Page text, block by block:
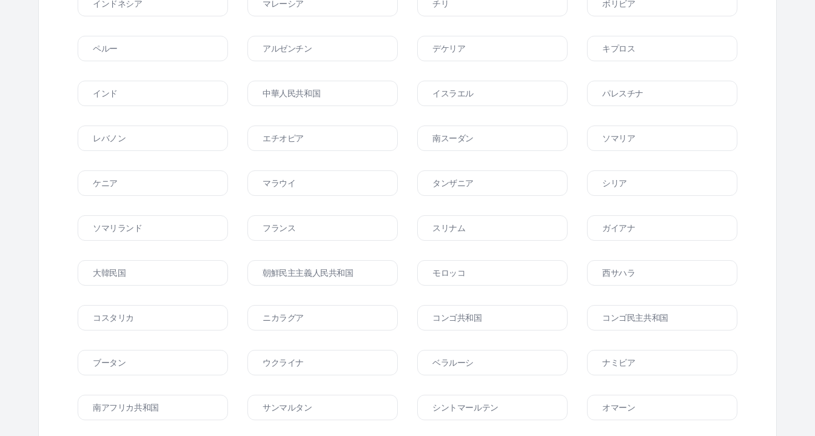
インドネシア マレーシア チリ ボリビア
ペルー アルゼンチン デケリア キプロス
インド 中華人民共和国 イスラエル パレスチナ
レバノン エチオピア 南スーダン ソマリア
ケニア マラウイ タンザニア シリア
ソマリランド フランス スリナム ガイアナ
大韓民国 朝鮮民主主義人民共和国 モロッコ 西サハラ
コスタリカ ニカラグア コンゴ共和国 コンゴ民主共和国
ブータン ウクライナ ベラルーシ ナミビア
南アフリカ共和国 サンマルタン シントマールテン オマーン